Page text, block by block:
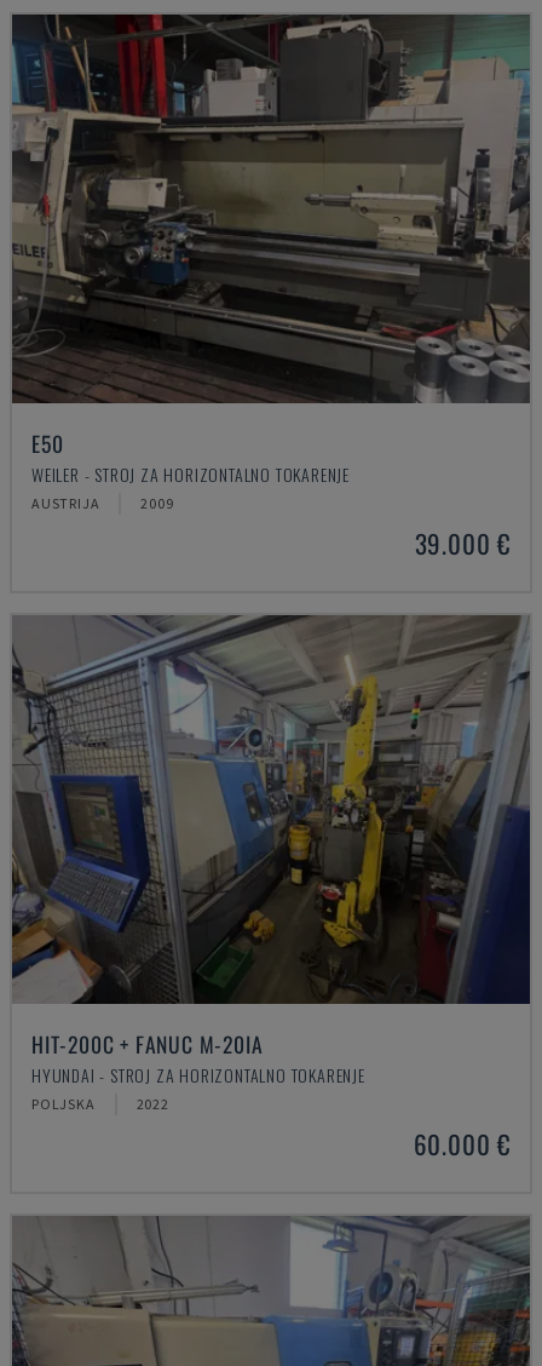
E50
WEILER - STROJ ZA HORIZONTALNO TOKARENJE
AUSTRIJA 2009
39.000 €
HIT-200C + FANUC M-20IA
HYUNDAI - STROJ ZA HORIZONTALNO TOKARENJE
POLJSKA 2022
60.000 €